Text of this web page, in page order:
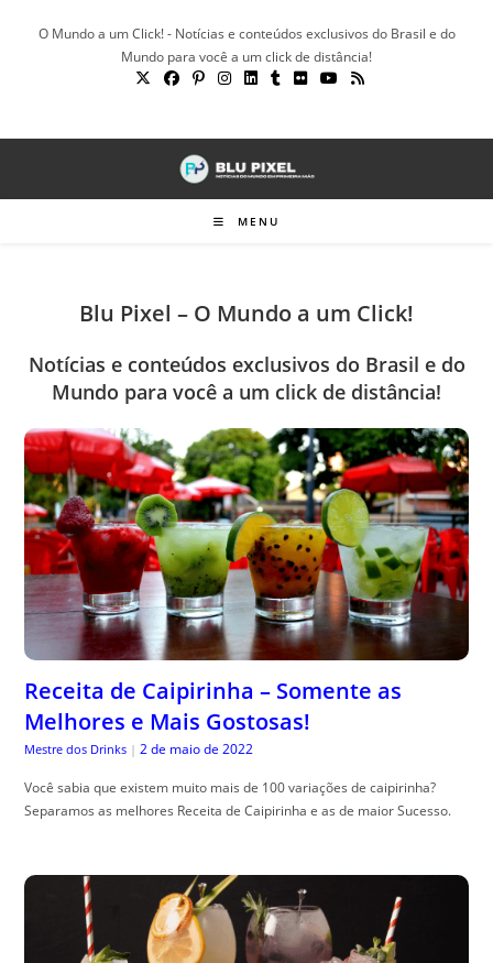
O Mundo a um Click! - Notícias e conteúdos exclusivos do Brasil e do
Mundo para você a um click de distância!
MENU
Blu Pixel – O Mundo a um Click!
Notícias e conteúdos exclusivos do Brasil e do
Mundo para você a um click de distância!
Receita de Caipirinha – Somente as
Melhores e Mais Gostosas!
Mestre dos Drinks | 2 de maio de 2022
Você sabia que existem muito mais de 100 variações de caipirinha?
Separamos as melhores Receita de Caipirinha e as de maior Sucesso.